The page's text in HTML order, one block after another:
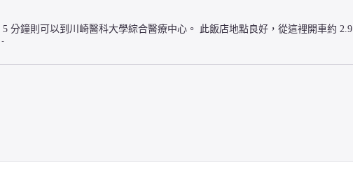
分鐘則可以到川崎醫科大學綜合醫療中心。 此飯店地點良好，從這裡開車約 2.9